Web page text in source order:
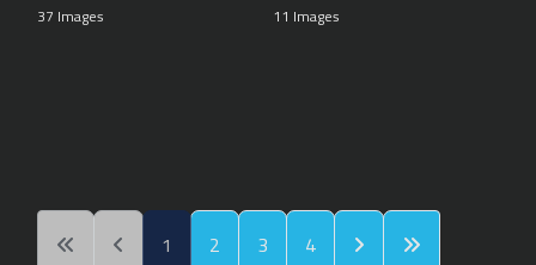
37 Images 11 Images
1 2 3 4